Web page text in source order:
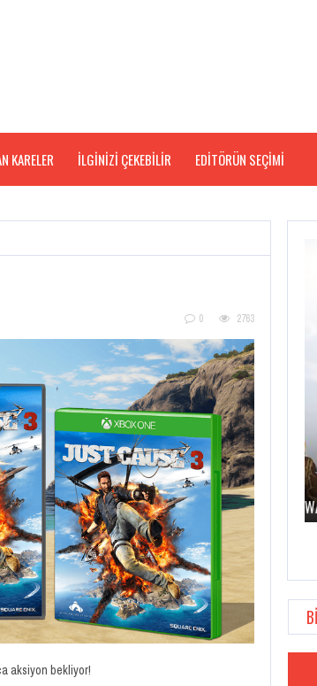
KARELER İLGİNİZİ ÇEKEBİLİR EDITÖRÜN SEÇIMI
0 2763
aksiyon bekliyor!